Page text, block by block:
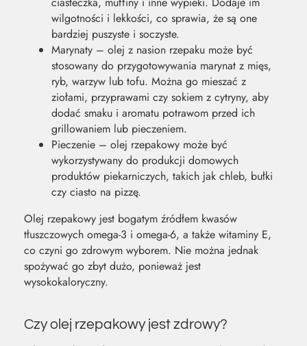
wilgotności i lekkości, co sprawia, że są one
bardziej puszyste i soczyste.
Marynaty – olej z nasion rzepaku może być
stosowany do przygotowywania marynat z mięs,
ryb, warzyw lub tofu. Można go mieszać z
ziołami, przyprawami czy sokiem z cytryny, aby
dodać smaku i aromatu potrawom przed ich
grillowaniem lub pieczeniem.
Pieczenie – olej rzepakowy może być
wykorzystywany do produkcji domowych
produktów piekarniczych, takich jak chleb, bułki
czy ciasto na pizzę.
Olej rzepakowy jest bogatym źródłem kwasów
tłuszczowych omega-3 i omega-6, a także witaminy E,
co czyni go zdrowym wyborem. Nie można jednak
spożywać go zbyt dużo, ponieważ jest
wysokokaloryczny.
Czy olej rzepakowy jest zdrowy?